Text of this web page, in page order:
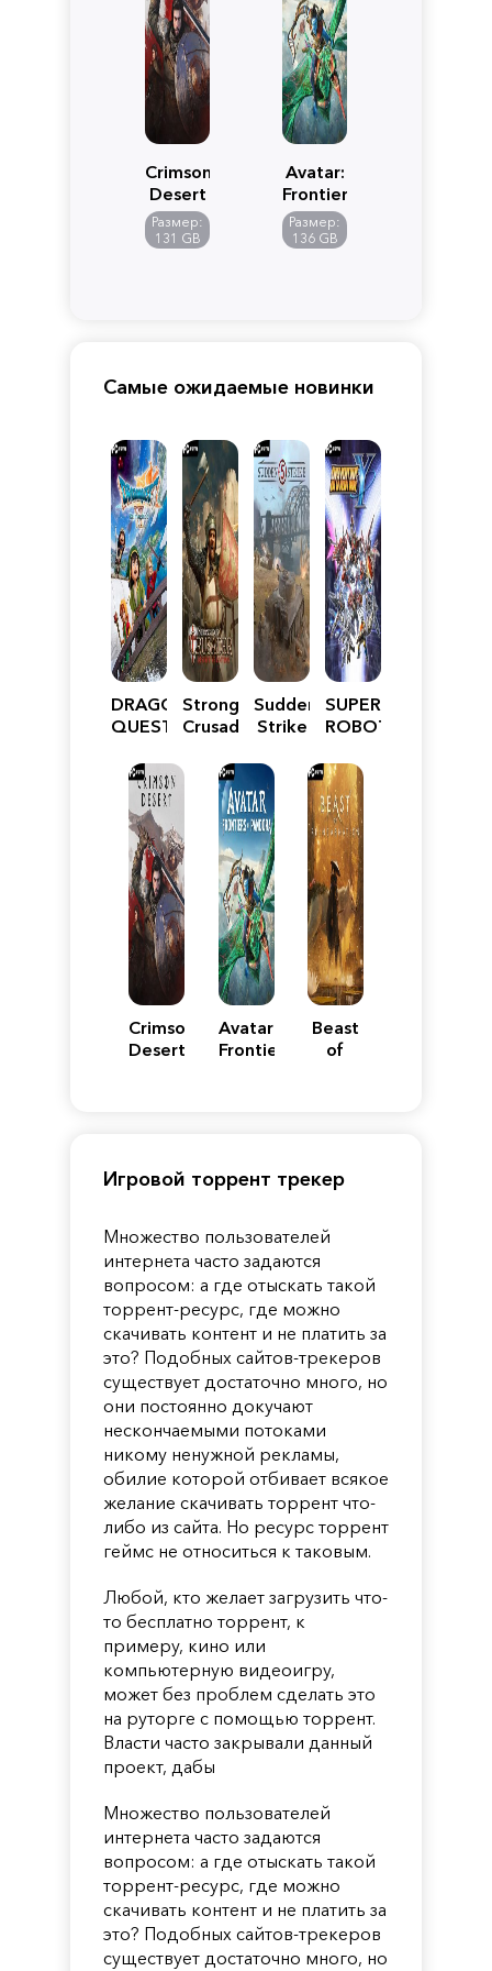
Crimson
Desert
Размер:
131 GB
Avatar:
Frontiers
of
Pandora
Размер:
136 GB
Самые ожидаемые новинки
DRAGON
QUEST
Reimagined
Stronghold
Crusader:
Edition
Sudden
Strike
SUPER
ROBOT
Y
Crimson
Desert
Avatar:
Frontiers
Beast
of
Игровой торрент трекер
Множество пользователей
интернета часто задаются
вопросом: а где отыскать такой
торрент-ресурс, где можно
скачивать контент и не платить за
это? Подобных сайтов-трекеров
существует достаточно много, но
они постоянно докучают
нескончаемыми потоками
никому ненужной рекламы,
обилие которой отбивает всякое
желание скачивать торрент что-
либо из сайта. Но ресурс торрент
геймс не относиться к таковым.
Любой, кто желает загрузить что-
то бесплатно торрент, к
примеру, кино или
компьютерную видеоигру,
может без проблем сделать это
на руторге с помощью торрент.
Власти часто закрывали данный
проект, дабы
Множество пользователей
интернета часто задаются
вопросом: а где отыскать такой
торрент-ресурс, где можно
скачивать контент и не платить за
это? Подобных сайтов-трекеров
существует достаточно много, но